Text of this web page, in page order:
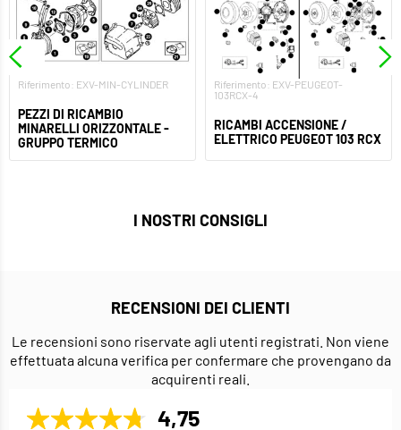
Riferimento: EXV-MIN-CYLINDER
PEZZI DI RICAMBIO
MINARELLI ORIZZONTALE -
GRUPPO TERMICO
Riferimento: EXV-PEUGEOT-
103RCX-4
RICAMBI ACCENSIONE /
ELETTRICO PEUGEOT 103 RCX
I NOSTRI CONSIGLI
RECENSIONI DEI CLIENTI
Le recensioni sono riservate agli utenti registrati. Non viene
effettuata alcuna verifica per confermare che provengano da
acquirenti reali.
4,75